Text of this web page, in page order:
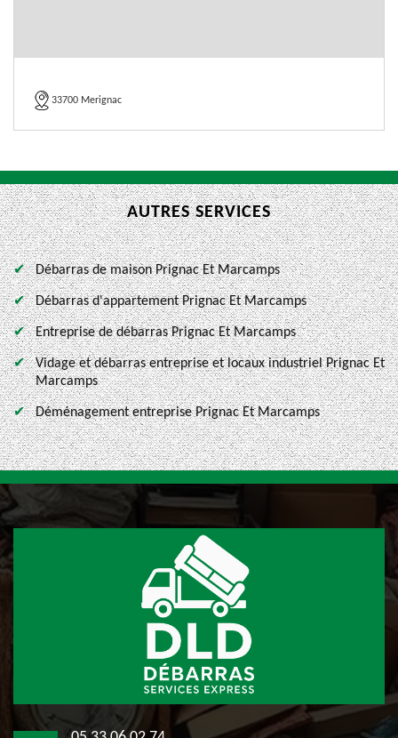
33700 Merignac
AUTRES SERVICES
Débarras de maison Prignac Et Marcamps
Débarras d'appartement Prignac Et Marcamps
Entreprise de débarras Prignac Et Marcamps
Vidage et débarras entreprise et locaux industriel Prignac Et
Marcamps
Déménagement entreprise Prignac Et Marcamps